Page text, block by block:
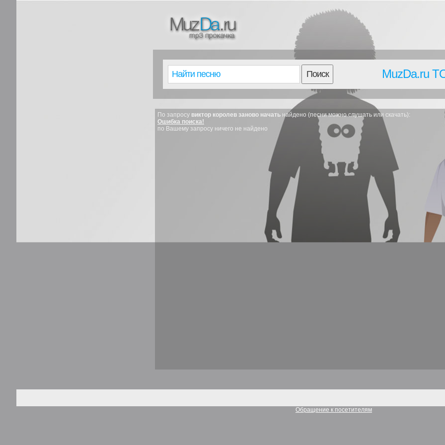
Поиск MuzDa.ru
По запросу виктор королев заново начать найдено (песни можно слушать или скачать):
Ошибка поиска!
по Вашему запросу ничего не найдено
Обращение к посетителям